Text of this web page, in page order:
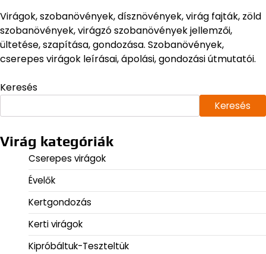
Virágok, szobanövények, dísznövények, virág fajták, zöld
szobanövények, virágzó szobanövények jellemzői,
ültetése, szapítása, gondozása. Szobanövények,
cserepes virágok leírásai, ápolási, gondozási útmutatói.
Keresés
Keresés
Virág kategóriák
Cserepes virágok
Évelők
Kertgondozás
Kerti virágok
Kipróbáltuk-Teszteltük